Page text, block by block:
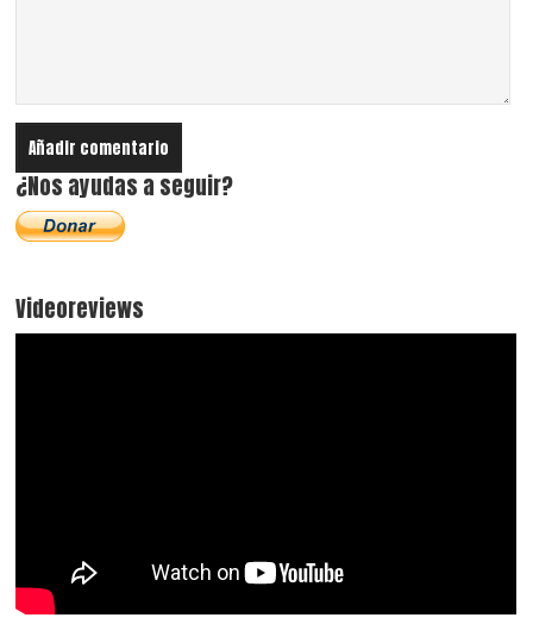
¿Nos ayudas a seguir?
Videoreviews